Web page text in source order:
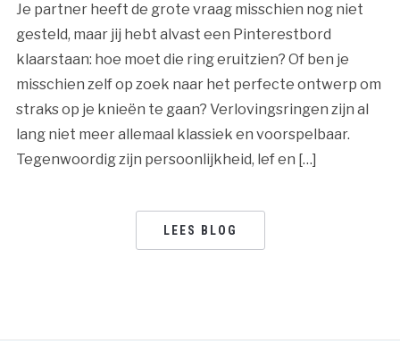
Je partner heeft de grote vraag misschien nog niet
gesteld, maar jij hebt alvast een Pinterestbord
klaarstaan: hoe moet die ring eruitzien? Of ben je
misschien zelf op zoek naar het perfecte ontwerp om
straks op je knieën te gaan? Verlovingsringen zijn al
lang niet meer allemaal klassiek en voorspelbaar.
Tegenwoordig zijn persoonlijkheid, lef en […]
LEES BLOG